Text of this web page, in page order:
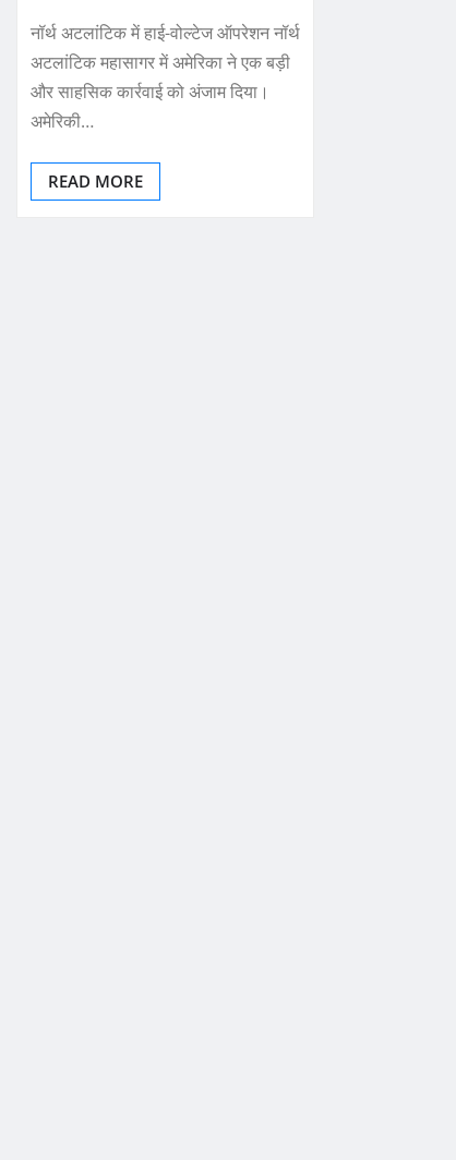
नॉर्थ अटलांटिक में हाई-वोल्टेज ऑपरेशन नॉर्थ
अटलांटिक महासागर में अमेरिका ने एक बड़ी
और साहसिक कार्रवाई को अंजाम दिया।
अमेरिकी…
READ MORE